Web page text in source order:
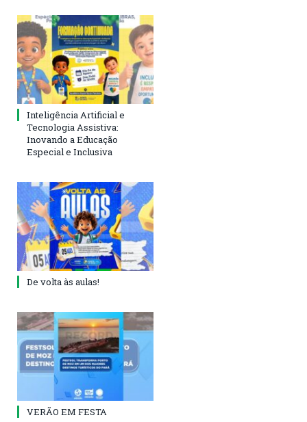
Inteligência Artificial e
Tecnologia Assistiva:
Inovando a Educação
Especial e Inclusiva
De volta às aulas!
VERÃO EM FESTA